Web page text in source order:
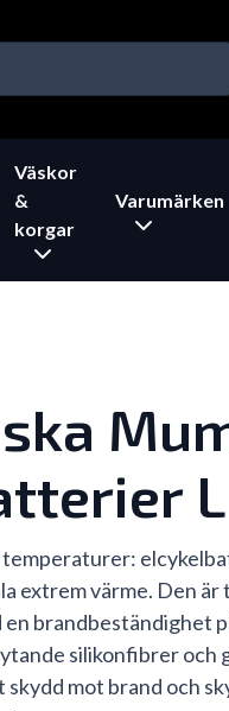
Väskor
&
korgar
Varumärken
L
temperaturer:
extrem värme. Den
brandbeständighet
silikonfibrer och
skydd mot brand och